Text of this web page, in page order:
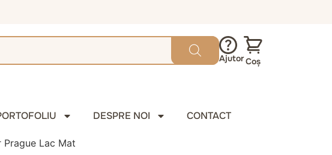
AjutorCoș
DESPRE NOI CONTACT
Lac Mat